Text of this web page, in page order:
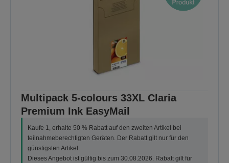
Multipack 5-colours 33XL Claria
Premium Ink EasyMail
Kaufe 1, erhalte 50 % Rabatt auf den zweiten Artikel bei
teilnahmeberechtigten Geräten. Der Rabatt gilt nur für den
günstigsten Artikel.
Dieses Angebot ist gültig bis zum 30.08.2026. Rabatt gilt für